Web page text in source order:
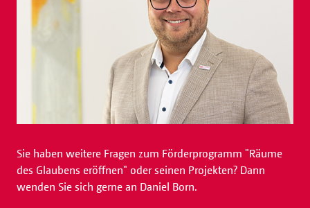
Sie haben weitere Fragen zum Förderprogramm "Räume
des Glaubens eröffnen" oder seinen Projekten? Dann
wenden Sie sich gerne an Daniel Born.